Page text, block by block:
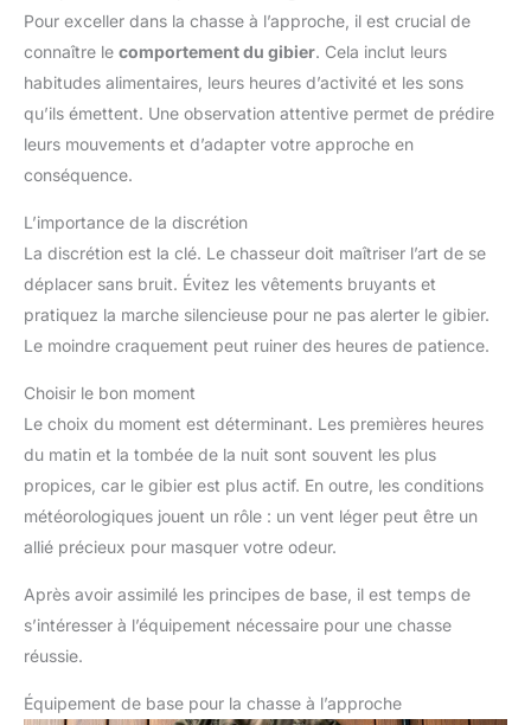
Pour exceller dans la chasse à l’approche, il est crucial de
connaître le comportement du gibier. Cela inclut leurs
habitudes alimentaires, leurs heures d’activité et les sons
qu’ils émettent. Une observation attentive permet de prédire
leurs mouvements et d’adapter votre approche en
conséquence.
L’importance de la discrétion
La discrétion est la clé. Le chasseur doit maîtriser l’art de se
déplacer sans bruit. Évitez les vêtements bruyants et
pratiquez la marche silencieuse pour ne pas alerter le gibier.
Le moindre craquement peut ruiner des heures de patience.
Choisir le bon moment
Le choix du moment est déterminant. Les premières heures
du matin et la tombée de la nuit sont souvent les plus
propices, car le gibier est plus actif. En outre, les conditions
météorologiques jouent un rôle : un vent léger peut être un
allié précieux pour masquer votre odeur.
Après avoir assimilé les principes de base, il est temps de
s’intéresser à l’équipement nécessaire pour une chasse
réussie.
Équipement de base pour la chasse à l’approche